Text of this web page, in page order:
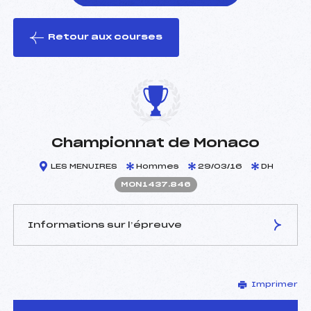
le ski
Retour aux courses
Championnat de Monaco
LES MENUIRES Hommes 29/03/16 DH
MON1437.846
Informations sur l’épreuve
GALINIER JEAN LOUIS
(FRA)
Imprimer